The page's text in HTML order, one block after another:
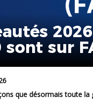
sont sur